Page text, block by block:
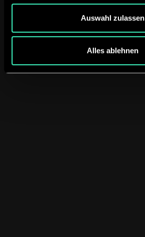
Auswahl zulassen
Alles ablehnen